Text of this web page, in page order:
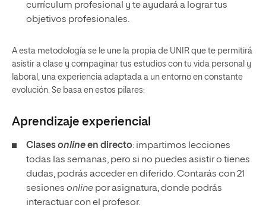
currículum profesional y te ayudará a lograr tus
objetivos profesionales.
A esta metodología se le une la propia de UNIR que te permitirá
asistir a clase y compaginar tus estudios con tu vida personal y
laboral, una experiencia adaptada a un entorno en constante
evolución. Se basa en estos pilares:
Aprendizaje experiencial
Clasesonlineen directo: impartimos lecciones
todas las semanas, pero si no puedes asistir o tienes
dudas, podrás acceder en diferido. Contarás con 21
sesiones online por asignatura, donde podrás
interactuar con el profesor.